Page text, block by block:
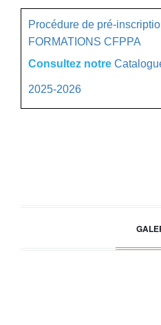
Procédure de pré-
FORMATIONS CFPPA
Consultez notre
2025-2026